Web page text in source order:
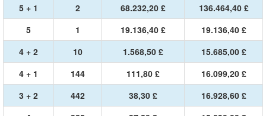
5 + 1
2 68.232,20 £
136.464,40 £
5
1 19.136,40 £
19.136,40 £
4 + 2
10 1.568,50 £
15.685,00 £
4 + 1
144 111,80 £
16.099,20 £
3 + 2
442 38,30 £
16.928,60 £